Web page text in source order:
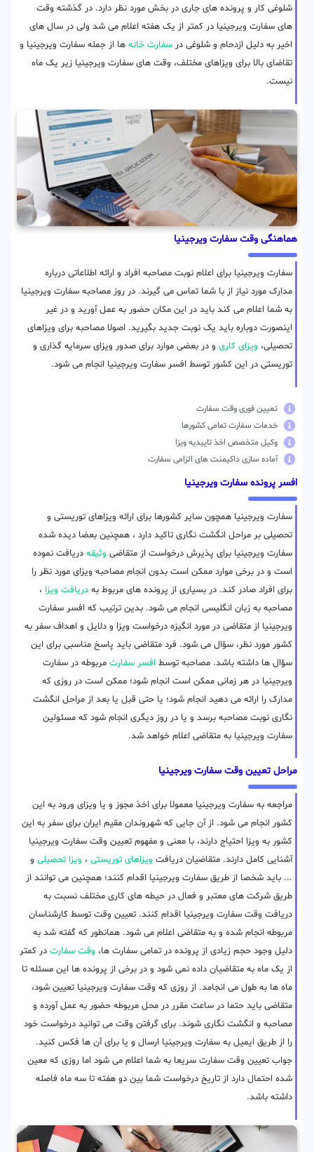
شلوغی کار و پرونده های جاری در بخش مورد نظر دارد. در گذشته وقت
های سفارت ویرجینیا در کمتر از یک هفته اعلام می شد ولی در سال های
اخیر به دلیل ازدحام و شلوغی در سفارت خانه ها از جمله سفارت ویرجینیا و
تقاضای بالا برای ویزاهای مختلف، وقت های سفارت ویرجینیا زیر یک ماه
نیست.
هماهنگی وقت سفارت ویرجینیا
سفارت ویرجینیا برای اعلام نوبت مصاحبه افراد و ارائه اطلاعاتی درباره
مدارک مورد نیاز از با شما تماس می گیرند. در روز مصاحبه سفارت ویرجینیا
به شما اعلام می کند باید در این مکان حضور به عمل آورید و در غیر
اینصورت دوباره باید یک نوبت جدید بگیرید. اصولا مصاحبه برای ویزاهای
تحصیلی، ویزای کاری و در بعضی موارد برای صدور ویزای سرمایه گذاری و
توریستی در این کشور توسط افسر سفارت ویرجینیا انجام می شود.
تعیین فوری وقت سفارت
خدمات سفارت تمامی کشورها
وکیل متخصص اخذ تاییدیه ویزا
آماده سازی داکیمنت های الزامی سفارت
افسر پرونده سفارت ویرجینیا
سفارت ویرجینیا همچون سایر کشورها برای ارائه ویزاهای توریستی و
تحصیلی بر مراحل انگشت نگاری تاکید دارد ، همچنین بعضا دیده شده
سفارت ویرجینیا برای پذیرش درخواست از متقاضی وثیقه دریافت نموده
است و در برخی موارد ممکن است بدون انجام مصاحبه ویزای مورد نظر را
برای افراد صادر کند. در بسیاری از پرونده های مربوط به دریافت ویزا ،
مصاحبه به زبان انگلیسی انجام می شود. بدین ترتیب که افسر سفارت
ویرجینیا از متقاضی در مورد انگیزه درخواست ویزا و دلایل و اهداف سفر به
کشور مورد نظر، سؤال می شود. فرد متقاضی باید پاسخ مناسبی برای این
سؤال ها داشته باشد. مصاحبه توسط افسر سفارت مربوطه در سفارت
ویرجینیا در هر زمانی ممکن است انجام شود؛ ممکن است در روزی که
مدارک را ارائه می دهید انجام شود؛ یا حتی قبل یا بعد از مراحل انگشت
نگاری نوبت مصاحبه برسد و یا در روز دیگری انجام شود که مسئولین
سفارت ویرجینیا به متقاضی اعلام خواهد شد.
مراحل تعیین وقت سفارت ویرجینیا
مراجعه به سفارت ویرجینیا معمولا برای اخذ مجوز و یا ویزای ورود به این
کشور انجام می شود. از آن جایی که شهروندان مقیم ایران برای سفر به این
کشور به ویزا احتیاج دارند، با معنی و مفهوم تعیین وقت سفارت ویرجینیا
آشنایی کامل دارند. متقاضیان دریافت ویزاهای توریستی ، ویزا تحصیلی و
... باید شخصا از طریق سفارت ویرجینیا اقدام کنند؛ همچنین می توانند از
طریق شرکت های معتبر و فعال در حیطه های کاری مختلف نسبت به
دریافت وقت سفارت ویرجینیا اقدام کنند. تعیین وقت توسط کارشناسان
مربوطه انجام شده و به متقاضی اعلام می شود. همانطور که گفته شد به
دلیل وجود حجم زیادی از پرونده در تمامی سفارت ها، وقت سفارت در کمتر
از یک ماه به متقاضیان داده نمی شود و در برخی از پرونده ها این مسئله تا
ماه ها به طول می انجامد. از روزی که وقت سفارت ویرجینیا تعیین شود،
متقاضی باید حتما در ساعت مقرر در محل مربوطه حضور به عمل آورده و
مصاحبه و انگشت نگاری شوند. برای گرفتن وقت می توانید درخواست خود
را از طریق ایمیل به سفارت ویرجینیا ارسال و یا برای آن ها فکس کنید.
جواب تعیین وقت سفارت سریعا به شما اعلام می شود اما روزی که معین
شده احتمال دارد از تاریخ درخواست شما بین دو هفته تا سه ماه فاصله
داشته باشد.